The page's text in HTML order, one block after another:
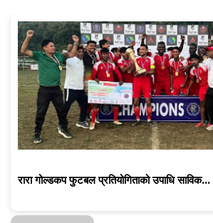
रारा गोल्डकप फुटबल प्रतियोगिताको उपाधि साविक...